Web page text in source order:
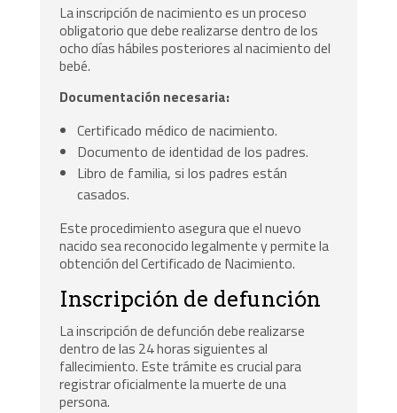
La inscripción de nacimiento es un proceso
obligatorio que debe realizarse dentro de los
ocho días hábiles posteriores al nacimiento del
bebé.
Documentación necesaria:
Certificado médico de nacimiento.
Documento de identidad de los padres.
Libro de familia, si los padres están
casados.
Este procedimiento asegura que el nuevo
nacido sea reconocido legalmente y permite la
obtención del Certificado de Nacimiento.
Inscripción de defunción
La inscripción de defunción debe realizarse
dentro de las 24 horas siguientes al
fallecimiento. Este trámite es crucial para
registrar oficialmente la muerte de una
persona.